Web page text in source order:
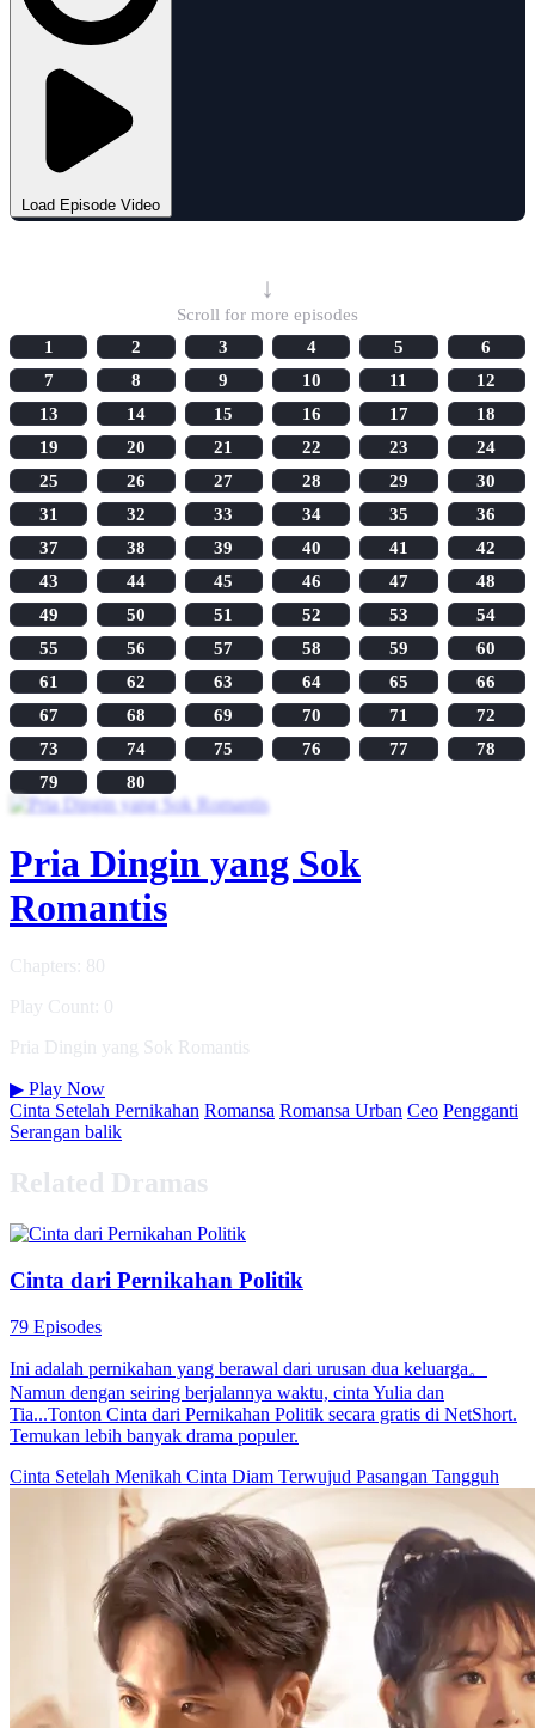
Load Episode Video
↓
Scroll for more episodes
1
2 3 4 5
6
7
8 9 10 11
12
13
14 15 16 17
18
19
20 21 22 23
24
25
26 27 28 29
30
31
32 33 34 35
36
37
38 39 40 41
42
43
44 45 46 47
48
49
50 51 52 53
54
55
56 57 58 59
60
61
62 63 64 65
66
67
68 69 70 71
72
73
74 75 76 77
78
79
80